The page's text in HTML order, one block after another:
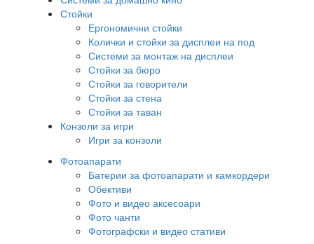
Стойки
Ергономични стойки
Колички и стойки за дисплеи на под
Системи за монтаж на дисплеи
Стойки за бюро
Стойки за говорители
Стойки за стена
Стойки за таван
Конзоли за игри
Игри за конзоли
Фотоапарати
Батерии за фотоапарати и камкордери
Обективи
Фото и видео аксесоари
Фото чанти
Фотографски и видео стативи